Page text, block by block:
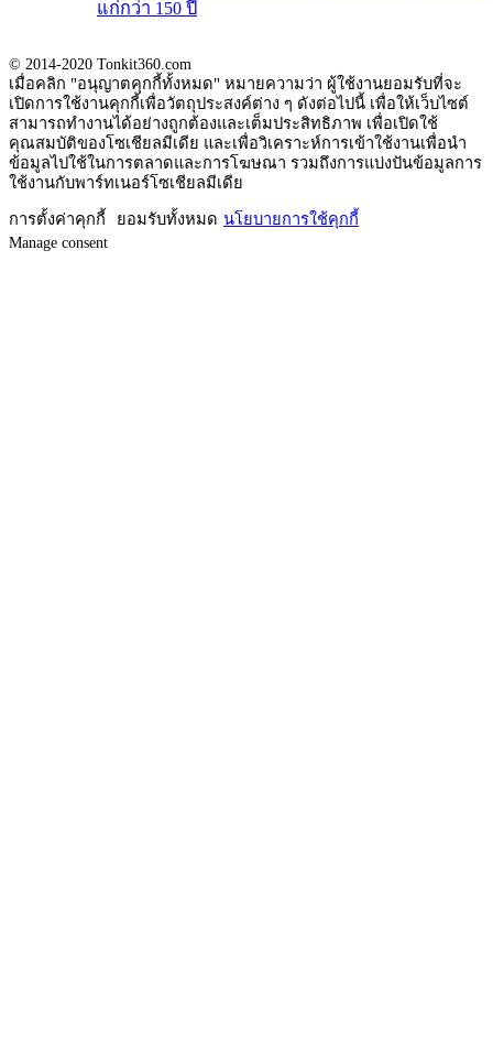
แก่กว่า 150 ปี
© 2014-2020 Tonkit360.com
เมื่อคลิก "อนุญาตคุกกี้ทั้งหมด" หมายความว่า ผู้ใช้งานยอมรับที่จะ
เปิดการใช้งานคุกกี้เพื่อวัตถุประสงค์ต่าง ๆ ดังต่อไปนี้ เพื่อให้เว็บไซต์
สามารถทำงานได้อย่างถูกต้องและเต็มประสิทธิภาพ เพื่อเปิดใช้
คุณสมบัติของโซเชียลมีเดีย และเพื่อวิเคราะห์การเข้าใช้งานเพื่อนำ
ข้อมูลไปใช้ในการตลาดและการโฆษณา รวมถึงการแบ่งปันข้อมูลการ
ใช้งานกับพาร์ทเนอร์โซเชียลมีเดีย
การตั้งค่าคุกกี้ ยอมรับทั้งหมด นโยบายการใช้คุกกี้
Manage consent